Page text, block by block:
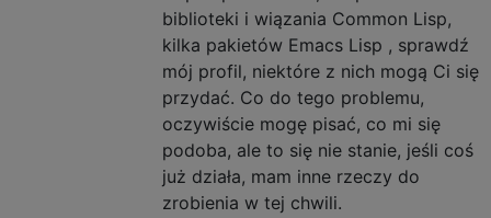
biblioteki i wiązania Common Lisp,
kilka pakietów Emacs Lisp , sprawdź
mój profil, niektóre z nich mogą Ci się
przydać. Co do tego problemu,
oczywiście mogę pisać, co mi się
podoba, ale to się nie stanie, jeśli coś
już działa, mam inne rzeczy do
zrobienia w tej chwili.